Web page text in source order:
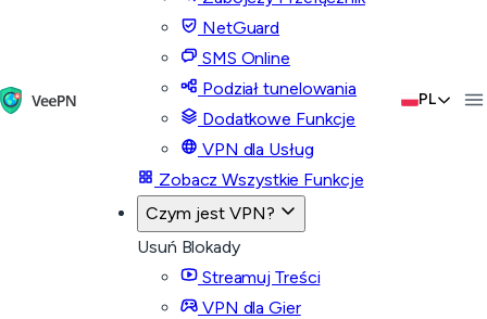
NetGuard
SMS Online
Podział tunelowania
Dodatkowe Funkcje
VPN dla Usług
Zobacz Wszystkie Funkcje
Czym jest VPN?
Usuń Blokady
Streamuj Treści
VPN dla Gier
PL